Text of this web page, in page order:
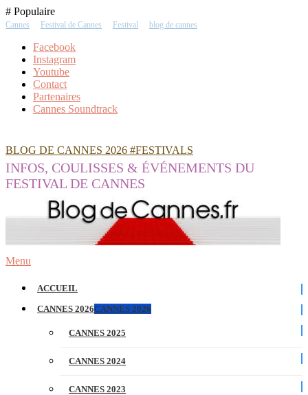
Skip
To
# Populaire
Cannes Festival de Cannes Festival blog de cannes
Facebook
Instagram
Youtube
Contact
Partenaires
Cannes Soundtrack
BLOG DE CANNES 2026 #FESTIVALS
INFOS, COULISSES & ÉVÉNEMENTS DU
FESTIVAL DE CANNES
Menu
ACCUEIL
CANNES 2026CANNES 2026
CANNES 2025
CANNES 2024
CANNES 2023